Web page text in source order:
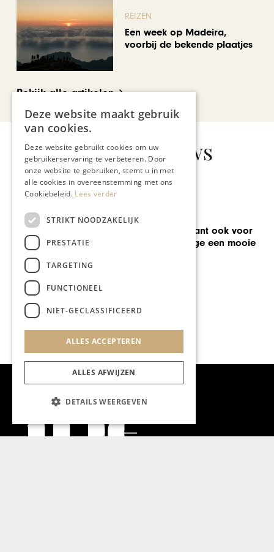
REIZEN
Een week op Madeira,
voorbij de bekende plaatjes
Bekijk alle artikelen
Gerelateerd nieuws
GASTRONOMIE
Glazen Restaurant ook voor
het Arcus College een mooie
Deze website maakt gebruik
van cookies.
Deze website gebruikt cookies om uw
gebruikerservaring te verbeteren. Door
onze website te gebruiken, stemt u in met
alle cookies in overeenstemming met ons
Cookiebeleid. Lees verder
STRIKT NOODZAKELIJK
PRESTATIE
TARGETING
FUNCTIONEEL
NIET-GECLASSIFICEERD
ALLES ACCEPTEREN
ALLES AFWIJZEN
DETAILS WEERGEVEN